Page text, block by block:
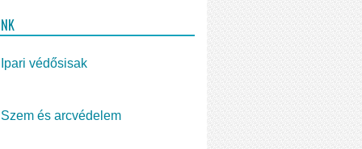
Ipari védősisak
Szem és arcvédelem